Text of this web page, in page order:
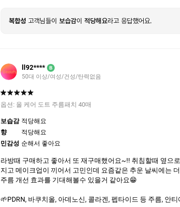
복합성 고객님들이 보습감이 적당해요라고 응답했어요.
ll92**** B
50대 이상/여성/건성/탄력없음
옵션: 올 케어 도트 주름패치 40매
보습감 적당해요
향
적당해요
민감성 순해서 좋아요
라방때 구매하고 좋아서 또 재구매했어요~!! 취침할때 옆으
지고 메이크업이 끼어서 고민인데 요즘같은 추운 날씨에는
주름 개선 효과를 기대해볼수 있을거 같아요😁
🌱PDRN, 바쿠치올, 아데노신, 콜라겐, 펩타이드 등 주름, 안티에이징으로 알법한 성분을 다 때려넣은 점과 주름개선 기능성 화장품이라는 점이 믿음이 가서 좋았어